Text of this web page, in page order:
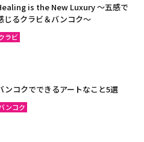
is the New Luxury ～五感で
じるクラビ＆バンコク～
ラビ
ンコクでできるアートなこと5選
ンコク